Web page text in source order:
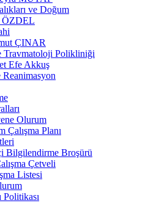
ve Doğum
ÖZDEL
ÇINAR
Travmatoloji Polikliniği
Efe Akkuş
Reanimasyon
Olurum
Çalışma Planı
Bilgilendirme Broşürü
Çetveli
Listesi
Politikası